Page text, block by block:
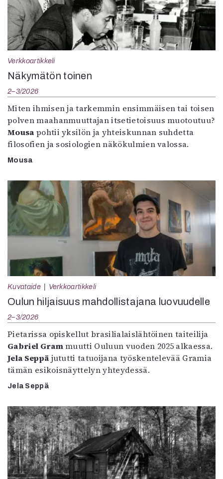
Verkkoartikkeli
Näkymätön toinen
2–3/2026
Miten ihmisen ja tarkemmin ensimmäisen tai toisen
polven maahanmuuttajan itsetietoisuus muotoutuu?
Mousa pohtii yksilön ja yhteiskunnan suhdetta
filosofien ja sosiologien näkökulmien valossa.
Mousa
Kuvataide Verkkoartikkeli
Oulun hiljaisuus mahdollistajana luovuudelle
2–3/2026
Pietarissa opiskellut brasilialaislähtöinen taiteilija
Gabriel Grammuutti Ouluun vuoden 2025 alkaessa.
Jela Seppä jututti tatuoijana työskentelevää Gramia
tämän esikoisnäyttelyn yhteydessä.
Jela Seppä